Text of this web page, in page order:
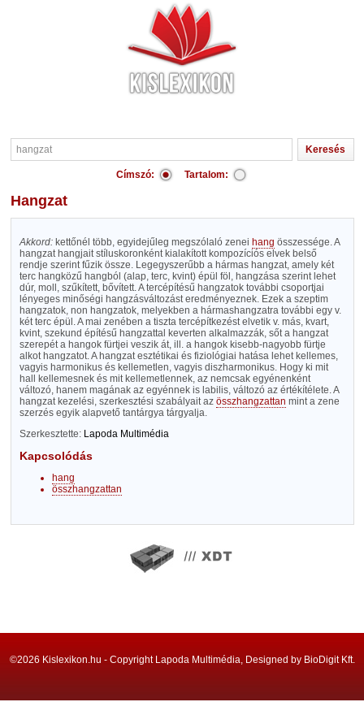
Címszó: Tartalom:
hangzat
Akkord:kettőnél több, egyidejűleg megszólaló zenei hang összessége. A
hangzat hangjait stíluskoronként kialakított kompozíciós elvek belső
rendje szerint fűzik össze. Legegyszerűbb a hármas hangzat, amely két
terc hangközű hangból (alap, terc, kvint) épül föl, hangzása szerint lehet
dúr, moll, szűkített, bővített. A tercépítésű hangzatok további csoportjai
lényeges minőségi hangzásváltozást eredményeznek. Ezek a szeptim
hangzatok, non hangzatok, melyekben a hármashangzatra további egy v.
két terc épül. A mai zenében a tiszta tercépítkezést elvetik v. más, kvart,
kvint, szekund építésű hangzattal keverten alkalmazzák, sőt a hangzat
szerepét a hangok fürtjei veszik át, ill. a hangok kisebb-nagyobb fürtje
alkot hangzatot. A hangzat esztétikai és fiziológiai hatása lehet kellemes,
vagyis harmonikus és kellemetlen, vagyis diszharmonikus. Hogy ki mit
hall kellemesnek és mit kellemetlennek, az nemcsak egyénenként
változó, hanem magának az egyénnek is labilis, változó az értékítélete. A
hangzat kezelési, szerkesztési szabályait az összhangzattan mint a zene
szerzés egyik alapvető tantárgya tárgyalja.
Szerkesztette: Lapoda Multimédia
Kapcsolódás
hang
összhangzattan
©2026 Kislexikon.hu - Copyright Lapoda Multimédia, Designed by BioDigit Kft.